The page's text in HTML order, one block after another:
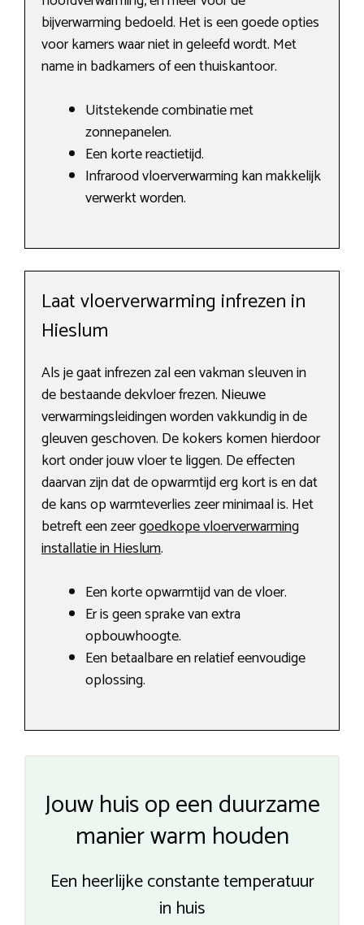
bijverwarming bedoeld. Het is een goede opties
voor kamers waar niet in geleefd wordt. Met
name in badkamers of een thuiskantoor.
Uitstekende combinatie met
zonnepanelen.
Een korte reactietijd.
Infrarood vloerverwarming kan makkelijk
verwerkt worden.
Laat vloerverwarming infrezen in
Hieslum
Als je gaat infrezen zal een vakman sleuven in
de bestaande dekvloer frezen. Nieuwe
verwarmingsleidingen worden vakkundig in de
gleuven geschoven. De kokers komen hierdoor
kort onder jouw vloer te liggen. De effecten
daarvan zijn dat de opwarmtijd erg kort is en dat
de kans op warmteverlies zeer minimaal is. Het
betreft een zeergoedkope vloerverwarming
installatie in Hieslum.
Een korte opwarmtijd van de vloer.
Er is geen sprake van extra
opbouwhoogte.
Een betaalbare en relatief eenvoudige
oplossing.
Jouw huis op een duurzame
manier warm houden
Een heerlijke constante temperatuur
in huis